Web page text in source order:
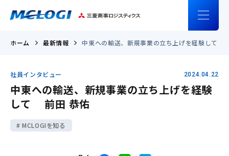
ホーム 最新情報 中東への輸送、新規事業の立ち上げを経験して
社員インタビュー 2024.04.22
中東への輸送、新規事業の立ち上げを経験
して 前田 恭佑
MCLOGIを知る